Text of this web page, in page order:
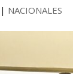
| NACIONALES